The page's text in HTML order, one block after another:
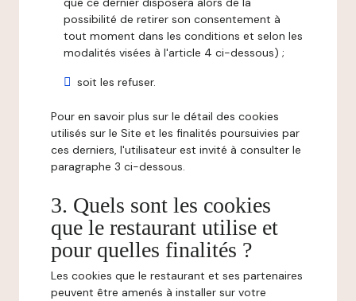
possibilité de retirer son consentement à
tout moment dans les conditions et selon les
modalités visées à l'article 4 ci-dessous) ;
soit les refuser.
Pour en savoir plus sur le détail des cookies
utilisés sur le Site et les finalités poursuivies par
ces derniers, l'utilisateur est invité à consulter le
paragraphe 3 ci-dessous.
3. Quels sont les cookies
que le restaurant utilise et
pour quelles finalités ?
Les cookies que le restaurant et ses partenaires
peuvent être amenés à installer sur votre